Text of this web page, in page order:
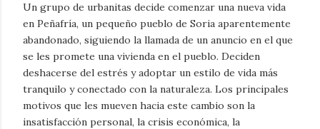
Un grupo de urbanitas decide comenzar una nueva vida
en Peñafría, un pequeño pueblo de Soria aparentemente
abandonado, siguiendo la llamada de un anuncio en el que
se les promete una vivienda en el pueblo. Deciden
deshacerse del estrés y adoptar un estilo de vida más
tranquilo y conectado con la naturaleza. Los principales
motivos que les mueven hacia este cambio son la
insatisfacción personal, la crisis económica, la